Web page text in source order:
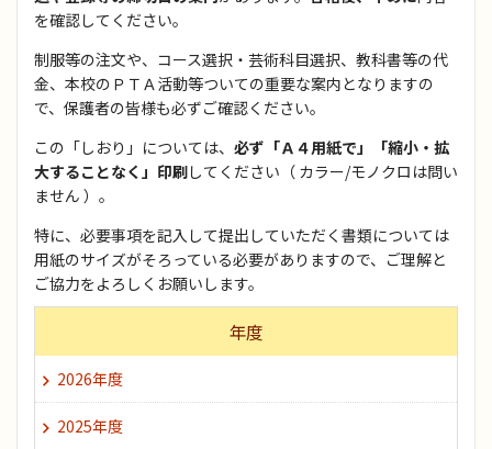
制服
校章・校歌
学校評価
交通アクセス
ボランティア活動
生徒心得
を確認してください。
制服等の注文や、コース選択・芸術科目選択、教科書等の代
金、本校のＰＴＡ活動等ついての重要な案内となりますの
で、保護者の皆様も必ずご確認ください。
この「しおり」については、 必ず「Ａ４用紙で」「縮小・拡
大することなく」印刷してください（ カラー/モノクロは問い
ません ）。
特に、必要事項を記入して提出していただく書類については
用紙のサイズがそろっている必要がありますので、ご理解と
ご協力をよろしくお願いします。
年度
2026年度
2025年度